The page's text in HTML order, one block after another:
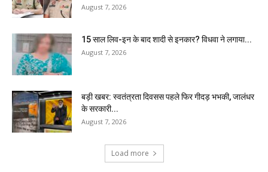
August 7, 2026
15 साल लिव-इन के बाद शादी से इनकार? विधवा ने लगाया...
August 7, 2026
बड़ी खबर: स्वतंत्रता दिवसस पहले फिर गीदड़ भभकी, जालंधर
के सरकारी...
August 7, 2026
Load more